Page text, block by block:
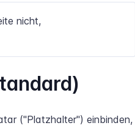
nicht,
("Platzhalter") einbinden,